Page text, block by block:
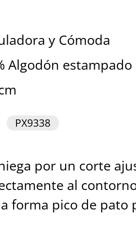
y Cómoda
Algodón estampado
PX9338
por un corte
al
forma pico de pato